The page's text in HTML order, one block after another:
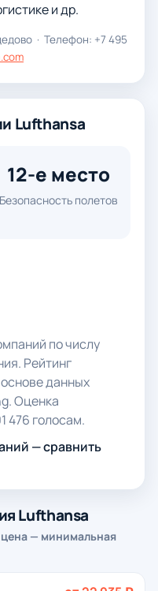
и др.
· Телефон: +7 495
Lufthansa
12-е место
Безопасность полетов
по числу
Рейтинг
данных
Оценка
476 голосам.
— сравнить
Lufthansa
— минимальная